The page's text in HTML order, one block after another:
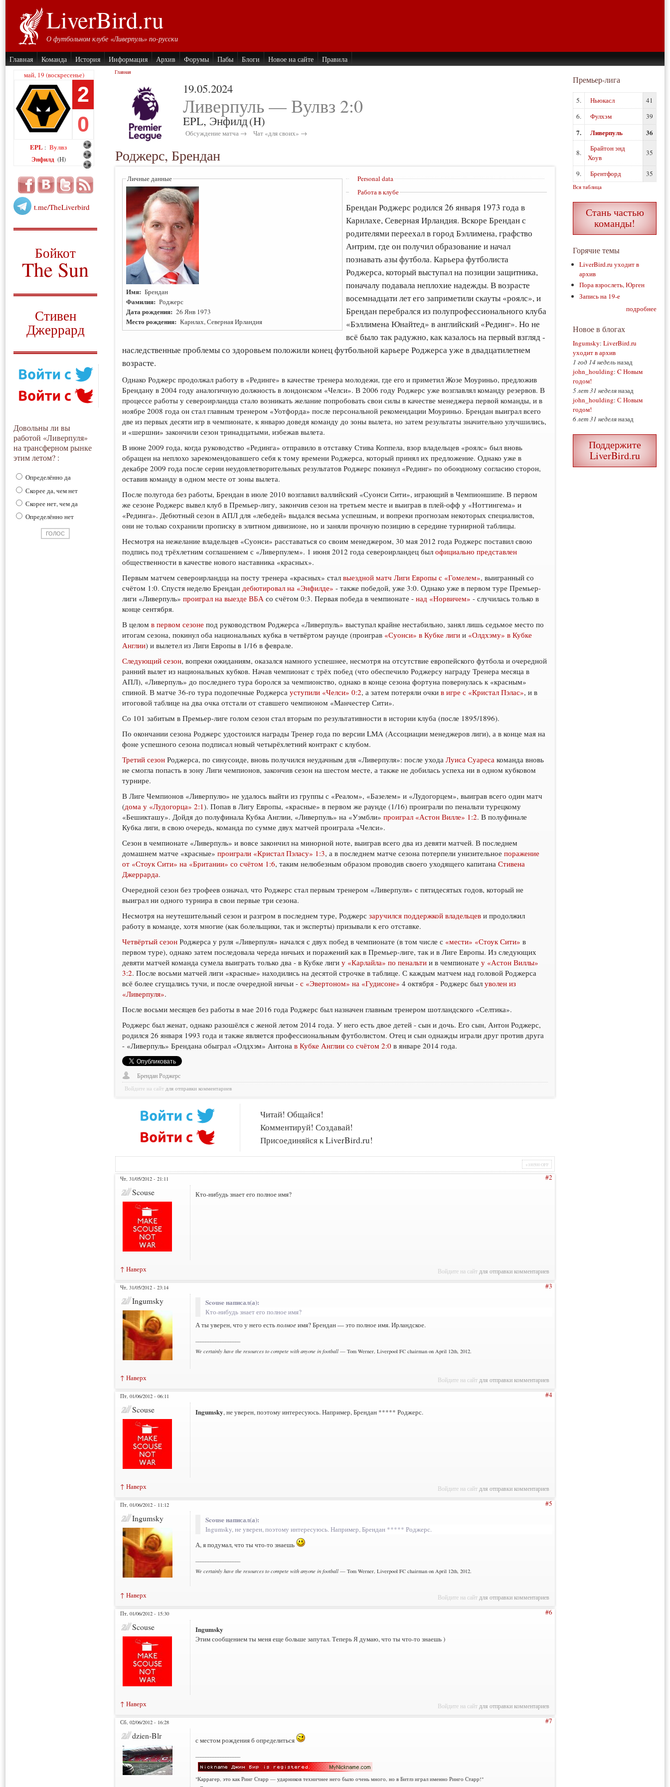
LiverBird.ru
О футбольном клубе «Ливерпуль» по-русски
Главная Команда История Информация Архив Форумы Пабы Блоги Новое на сайте Правила
май, 19 (воскресенье)
2
0
EPL : Вулвз
Энфилд (H)
t.me/TheLiverbird
Бойкот
The Sun
Стивен
Джеррард
Довольны ли вы
работой «Ливерпуля»
на трансферном рынке
этим летом? :
Определённо да
Скорее да, чем нет
Скорее нет, чем да
Определённо нет
Главная
19.05.2024
Ливерпуль — Вулвз 2:0
EPL, Энфилд(H)
Обсуждение матча → Чат «для своих» →
Роджерс, Брендан
Личные данные
Имя: Брендан
Фамилия: Роджерс
Дата рождения: 26 Янв 1973
Место рождения: Карнлах, Северная Ирландия
Personal data
Работа в клубе
Брендан Роджерс родился 26 января 1973 года в
Карнлахе, Северная Ирландия. Вскоре Брендан с
родителями переехал в город Бэллимена, графство
Антрим, где он получил образование и начал
познавать азы футбола. Карьера футболиста
Роджерса, который выступал на позиции защитника,
поначалу подавала неплохие надежды. В возрасте
восемнадцати лет его заприметили скауты «роялс», и
Брендан перебрался из полупрофессионального клуба
«Бэллимена Юнайтед» в английский «Рединг». Но не
всё было так радужно, как казалось на первый взгляд -
наследственные проблемы со здоровьем положили конец футбольной карьере Роджерса уже в двадцатилетнем
возрасте.
Однако Роджерс продолжал работу в «Рединге» в качестве тренера молодежи, где его и приметил Жозе Моуриньо, предложив
Брендану в 2004 году аналогичную должность в лондонском «Челси». В 2006 году Роджерс уже возглавлял команду резервов. В
процессе работы у североирландца стало возникать желание попробовать свои силы в качестве менеджера первой команды, и в
ноябре 2008 года он стал главным тренером «Уотфорда» после персональной рекомендации Моуриньо. Брендан выиграл всего
две из первых десяти игр в чемпионате, к январю доведя команду до зоны вылета, но затем результаты значительно улучшились,
и «шершни» закончили сезон тринадцатыми, избежав вылета.
В июне 2009 года, когда руководство «Рединга» отправило в отставку Стива Коппела, взор владельцев «роялс» был вновь
обращен на неплохо зарекомендовавшего себя к тому времени Роджерса, который принял их предложение. Однако уже в
декабре 2009 года после серии неудовлетворительных результатов Роджерс покинул «Рединг» по обоюдному согласию сторон,
оставив команду в одном месте от зоны вылета.
После полугода без работы, Брендан в июле 2010 возглавил валлийский «Суонси Сити», играющий в Чемпионшипе. В первом
же сезоне Роджерс вывел клуб в Премьер-лигу, закончив сезон на третьем месте и выиграв в плей-офф у «Ноттингема» и
«Рединга». Дебютный сезон в АПЛ для «лебедей» выдался весьма успешным, и вопреки прогнозам некоторых специалистов,
они не только сохранили прописку в элитном дивизионе, но и заняли прочную позицию в середине турнирной таблицы.
Несмотря на нежелание владельцев «Суонси» расставаться со своим менеджером, 30 мая 2012 года Роджерс поставил свою
подпись под трёхлетним соглашением с «Ливерпулем». 1 июня 2012 года североирландец былофициально представлен
общественности в качестве нового наставника «красных».
Первым матчем североирландца на посту тренера «красных» сталвыездной матч Лиги Европы с «Гомелем», выигранный со
счётом 1:0. Спустя неделю Брендан дебютировал на «Энфилде» - также победой, уже 3:0. Однако уже в первом туре Премьер-
лиги «Ливерпуль»проиграл на выезде ВБА со счётом 0:3. Первая победа в чемпионате -над «Норвичем» - случилась только в
конце сентября.
В целомв первом сезоне под руководством Роджерса «Ливерпуль» выступал крайне нестабильно, занял лишь седьмое место по
итогам сезона, покинул оба национальных кубка в четвёртом раунде (проиграв «Суонси» в Кубке лиги и «Олдхэму» в Кубке
Англии) и вылетел из Лиги Европы в 1/16 в феврале.
Следующий сезон, вопреки ожиданиям, оказался намного успешнее, несмотря на отсутствие европейского футбола и очередной
ранний вылет из национальных кубков. Начав чемпионат с трёх побед (что обеспечило Роджерсу награду Тренера месяца в
АПЛ), «Ливерпуль» до последнего тура боролся за чемпионство, однако в конце сезона фортуна повернулась к «красным»
спиной. В матче 36-го тура подопечные Роджерсауступили «Челси» 0:2, а затем потеряли очкив игре с «Кристал Пэлас», и в
итоговой таблице на два очка отстали от ставшего чемпионом «Манчестер Сити».
Со 101 забитым в Премьер-лиге голом сезон стал вторым по результативности в истории клуба (после 1895/1896).
По окончании сезона Роджерс удостоился награды Тренер года по версии LMA (Ассоциации менеджеров лиги), а в конце мая на
фоне успешного сезона подписал новый четырёхлетний контракт с клубом.
Третий сезон Роджерса, по синусоиде, вновь получился неудачным для «Ливерпуля»: после уходаЛуиса Суареса команда вновь
не смогла попасть в зону Лиги чемпионов, закончив сезон на шестом месте, а также не добилась успеха ни в одном кубковом
турнире.
В Лиге Чемпионов «Ливерпулю» не удалось выйти из группы с «Реалом», «Базелем» и «Лудогорцем», выиграв всего один матч
(дома у «Лудогорца» 2:1). Попав в Лигу Европы, «красные» в первом же раунде (1/16) проиграли по пенальти турецкому
«Бешикташу». Дойдя до полуфинала Кубка Англии, «Ливерпуль» на «Уэмбли»проиграл «Астон Вилле» 1:2. В полуфинале
Кубка лиги, в свою очередь, команда по сумме двух матчей проиграла «Челси».
Сезон в чемпионате «Ливерпуль» и вовсе закончил на минорной ноте, выиграв всего два из девяти матчей. В последнем
домашнем матче «красные»проиграли «Кристал Пэласу» 1:3, а в последнем матче сезона потерпели унизительноепоражение
от «Стоук Сити» на «Британии» со счётом 1:6, таким нелюбезным образом проводив своего уходящего капитанаСтивена
Джеррарда.
Очередной сезон без трофеев означал, что Роджерс стал первым тренером «Ливерпуля» с пятидесятых годов, который не
выиграл ни одного турнира в свои первые три сезона.
Несмотря на неутешительный сезон и разгром в последнем туре, Роджерсзаручился поддержкой владельцев и продолжил
работу в команде, хотя многие (как болельщики, так и эксперты) призывали к его отставке.
Четвёртый сезон Роджерса у руля «Ливерпуля» начался с двух побед в чемпионате (в том числе с «мести» «Стоук Сити» в
первом туре), однако затем последовала череда ничьих и поражений как в Премьер-лиге, так и в Лиге Европы. Из следующих
девяти матчей команда сумела выиграть только два - в Кубке лигиу «Карлайла» по пенальти и в чемпионатеу «Астон Виллы»
3:2. После восьми матчей лиги «красные» находились на десятой строчке в таблице. С каждым матчем над головой Роджерса
всё более сгущались тучи, и после очередной ничьи -с «Эвертоном» на «Гудисоне» 4 октября - Роджерс былуволен из
«Ливерпуля».
После восьми месяцев без работы в мае 2016 года Роджерс был назначен главным тренером шотландского «Селтика».
Роджерс был женат, однако разошёлся с женой летом 2014 года. У него есть двое детей - сын и дочь. Его сын, Антон Роджерс,
родился 26 января 1993 года и также является профессиональным футболистом. Отец и сын однажды играли друг против друга
- «Ливерпуль» Брендана обыграл «Олдхэм» Антонав Кубке Англии со счётом 2:0 в январе 2014 года.
Брендан Роджерс
Войдите на сайт для отправки комментариев
Читай! Общайся!
Комментируй! Создавай!
Присоединяйся к LiverBird.ru!
+100500 OFF
Чт, 31/05/2012 - 21:11 #2
Scouse Кто-нибудь знает его полное имя?
↑ Наверх Войдите на сайт для отправки комментариев
Чт, 31/05/2012 - 23:14 #3
Ingumsky Scouse написал(а):
Кто-нибудь знает его полное имя?
А ты уверен, что у него естьполноеимя? Брендан — это полное имя. Ирландское.
We certainly have the resources to compete with anyone in football — Tom Werner, Liverpool FC chairman on April 12th, 2012.
↑ Наверх Войдите на сайт для отправки комментариев
Пт, 01/06/2012 - 06:11 #4
Scouse Ingumsky, не уверен, поэтому интересуюсь. Например, Брендан ***** Роджерс.
↑ Наверх Войдите на сайт для отправки комментариев
Пт, 01/06/2012 - 11:12 #5
Ingumsky Scouse написал(а):
Ingumsky, не уверен, поэтому интересуюсь. Например, Брендан ***** Роджерс.
А, я подумал, что ты что-то знаешь
We certainly have the resources to compete with anyone in football — Tom Werner, Liverpool FC chairman on April 12th, 2012.
↑ Наверх Войдите на сайт для отправки комментариев
Пт, 01/06/2012 - 15:30 #6
Scouse Ingumsky
Этим сообщением ты меня еще больше запутал. Теперь Я думаю, что ты что-то знаешь )
↑ Наверх Войдите на сайт для отправки комментариев
Сб, 02/06/2012 - 16:28 #7
dzien-Blr с местом рождения б определиться
"Каррагер, это как Ринг Старр — ударников техничнее него было очень много, но в Битлз играл именно Ринго Старр!"
Премьер-лига
5. Ньюкасл
41
6.
Фулхэм 39
7. Ливерпуль 36
8.
Брайтон энд
Хоув
35
9. Брентфорд 35
Вся таблица
Стань частью
команды!
Горячие темы
LiverBird.ru уходит в
архив
Пора взрослеть, Юрген
Запись на 19-е
подробнее
Новое в блогах
Ingumsky: LiverBird.ru
уходит в архив
1 год 14 недельназад
john_houlding: C Новым
годом!
5 лет 31 неделяназад
john_houlding: С Новым
годом!
6 лет 31 неделяназад
Поддержите
LiverBird.ru